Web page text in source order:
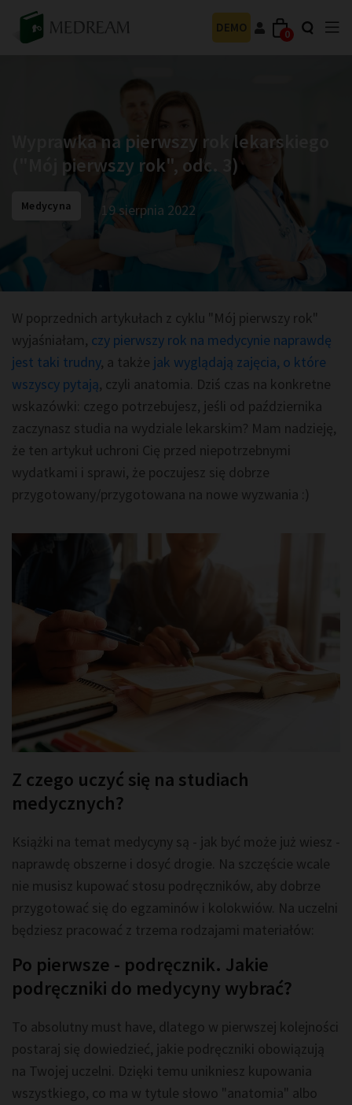
DEMO 0
Wyprawka na pierwszy rok lekarskiego
("Mój pierwszy rok", odc. 3)
Medycyna 19 sierpnia 2022
W poprzednich artykułach z cyklu "Mój pierwszy rok"
wyjaśniałam, czy pierwszy rok na medycynie naprawdę
jest taki trudny, a także jak wyglądają zajęcia, o które
wszyscy pytają, czyli anatomia. Dziś czas na konkretne
wskazówki: czego potrzebujesz, jeśli od października
zaczynasz studia na wydziale lekarskim? Mam nadzieję,
że ten artykuł uchroni Cię przed niepotrzebnymi
wydatkami i sprawi, że poczujesz się dobrze
przygotowany/przygotowana na nowe wyzwania :)
Z czego uczyć się na studiach
medycznych?
Książki na temat medycyny są - jak być może już wiesz -
naprawdę obszerne i dosyć drogie. Na szczęście wcale
nie musisz kupować stosu podręczników, aby dobrze
przygotować się do egzaminów i kolokwiów. Na uczelni
będziesz pracować z trzema rodzajami materiałów:
Po pierwsze - podręcznik. Jakie
podręczniki do medycyny wybrać?
To absolutny must have, dlatego w pierwszej kolejności
postaraj się dowiedzieć, jakie podręczniki obowiązują
na Twojej uczelni. Dzięki temu unikniesz kupowania
wszystkiego, co ma w tytule słowo "anatomia" albo